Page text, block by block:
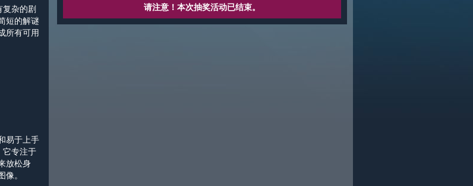
复杂的剧
短的解谜
所有可用
易于上手
它专注于
放松身
。
请注意！本次抽奖活动已结束。